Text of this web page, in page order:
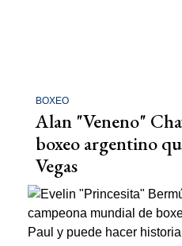
BOXEO
Alan "Veneno"
boxeo argentino
Vegas